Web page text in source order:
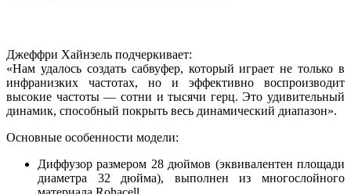
Джеффри Хайнзель подчеркивает:
«Нам удалось создать сабвуфер, который играет не только в
инфранизких частотах, но и эффективно воспроизводит
высокие частоты — сотни и тысячи герц. Это удивительный
динамик, способный покрыть весь динамический диапазон».
Основные особенности модели:
Диффузор размером 28 дюймов (эквивалентен площади
диаметра 32 дюйма), выполнен из многослойного